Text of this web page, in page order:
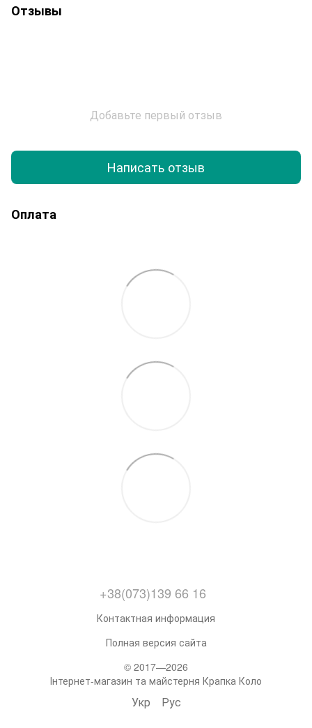
Отзывы
Добавьте первый отзыв
Написать отзыв
Оплата
+38(073)139 66 16
Контактная информация
Полная версия сайта
© 2017—2026
Інтернет-магазин та майстерня Крапка Коло
Укр Рус